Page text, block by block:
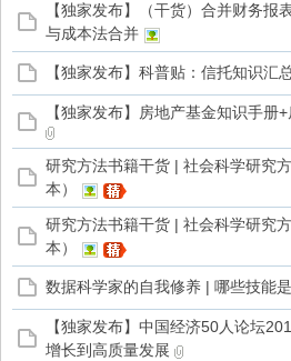
【独家发布】（干货）合并财务
与成本法合并
【独家发布】科普贴：信托知识汇
【独家发布】房地产基金知识手册
研究方法书籍干货 | 社会科学研究
本）
研究方法书籍干货 | 社会科学研究
本）
数据科学家的自我修养 | 哪些技能
【独家发布】中国经济50人论坛
增长到高质量发展